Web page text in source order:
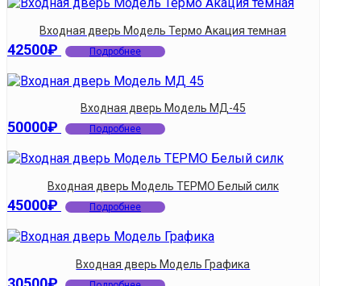
Входная дверь Модель Термо Акация темная
42500₽ Подробнее
Входная дверь Модель МД-45
50000₽ Подробнее
Входная дверь Модель ТЕРМО Белый силк
45000₽ Подробнее
Входная дверь Модель Графика